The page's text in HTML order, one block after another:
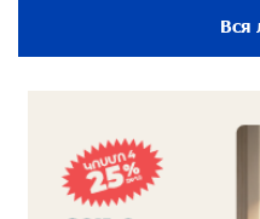
Аравийским
Вся